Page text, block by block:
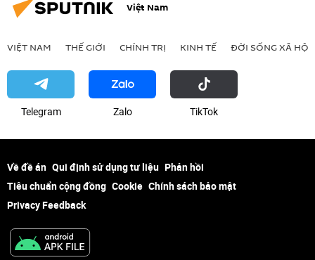
Việt Nam
VIỆT NAM THẾ GIỚI CHÍNH TRỊ KINH TẾ ĐỜI SỐNG XÃ HỘI
Telegram Zalo ТikТоk
Về đề án Qui định sử dụng tư liệu Phản hồi
Tiêu chuẩn cộng đồng Cookie Chính sách bảo mật
Privacy Feedback